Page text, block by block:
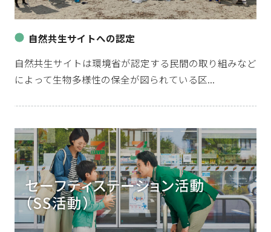
自然共生サイトへの認定
自然共生サイトは環境省が認定する民間の取り組みなど
によって生物多様性の保全が図られている区...